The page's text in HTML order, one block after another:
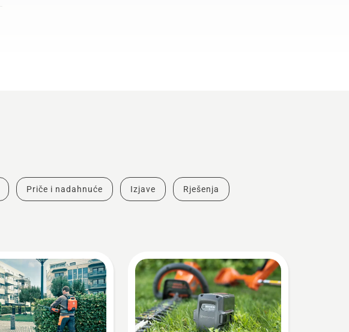
Priče i nadahnuće Izjave Rješenja